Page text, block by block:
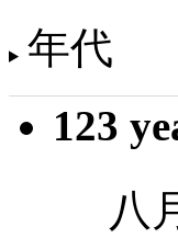
年代
123
八